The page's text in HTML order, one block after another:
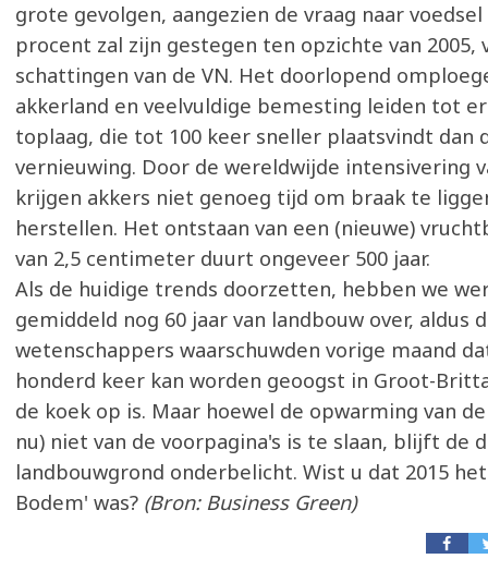
grote gevolgen, aangezien de vraag naar
procent zal zijn gestegen ten opzichte van 2005,
schattingen van de VN. Het doorlopend
akkerland en veelvuldige bemesting leiden tot
toplaag, die tot 100 keer sneller plaatsvindt dan
vernieuwing. Door de wereldwijde intensivering
krijgen akkers niet genoeg tijd om braak te
herstellen. Het ontstaan van een (nieuwe)
van 2,5 centimeter duurt ongeveer 500 jaar.
Als de huidige trends doorzetten, hebben we
gemiddeld nog 60 jaar van landbouw over, aldus
wetenschappers waarschuwden vorige maand
honderd keer kan worden geoogst in Groot-
de koek op is. Maar hoewel de opwarming van
nu) niet van de voorpagina's is te slaan, blijft de
landbouwgrond onderbelicht. Wist u dat 2015 het
Bodem' was? (Bron: Business Green)